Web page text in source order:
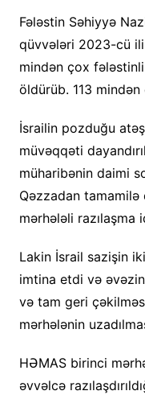
Fələstin Səhiyyə
qüvvələri 2023-cü
mindən çox
öldürüb. 113
İsrailin pozduğu
müvəqqəti
müharibənin daimi
Qəzzadan tamamilə
mərhələli razılaşma
Lakin İsrail sazişin
imtina etdi və
və tam geri
mərhələnin
HƏMAS birinci
əvvəlcə